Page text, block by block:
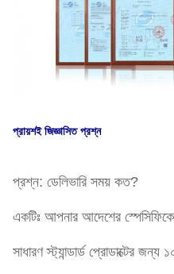
প্রায়শই জিজ্ঞাসিত প্রশ্ন
প্রশ্ন: ডেলিভারি সময় কত?
একটিঃ আপনার আদেশের
সাধারণ স্ট্যান্ডার্ড প্রোডাক্টের জন্য